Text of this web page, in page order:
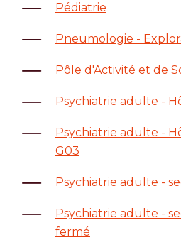
Pédiatrie
Pneumologie -
Pôle d'Activité et de
Psychiatrie adulte -
Psychiatrie adulte -
G03
Psychiatrie adulte -
Psychiatrie adulte -
fermé